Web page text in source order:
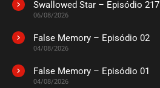
Swallowed Star – Episódio 217
06/08/2026
False Memory – Episódio 02
04/08/2026
False Memory – Episódio 01
04/08/2026